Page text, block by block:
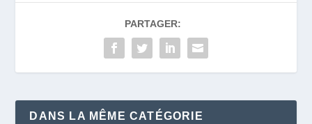
PARTAGER:
DANS LA MÊME CATÉGORIE